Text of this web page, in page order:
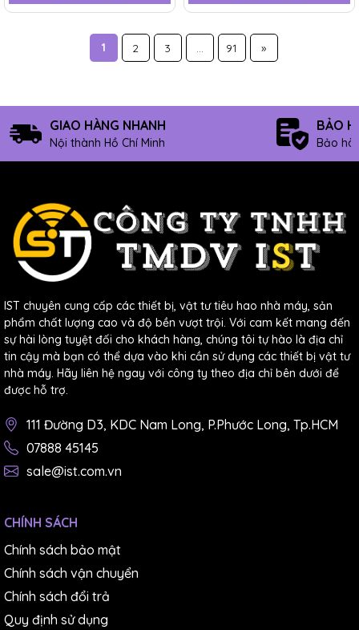
1 2 3 ... 91 »
GIAO HÀNG NHANH
Nội thành Hồ Chí Minh
BẢO
Bảo
IST chuyên cung cấp các thiết bị, vật tư tiêu hao nhà máy, sản
phẩm chất lượng cao và độ bền vượt trội. Với cam kết mang đến
sự hài lòng tuyệt đối cho khách hàng, chúng tôi tự hào là địa chỉ
tin cậy mà bạn có thể dựa vào khi cần sử dụng các thiết bị vật tư
nhà máy. Hãy liên hệ ngay với công ty theo địa chỉ bên dưới để
được hỗ trợ.
111 Đường D3, KDC Nam Long, P.Phước Long, Tp.HCM
07888 45145
sale@ist.com.vn
CHÍNH SÁCH
Chính sách bảo mật
Chính sách vận chuyển
Chính sách đổi trả
Quy định sử dụng